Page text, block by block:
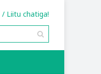
/ Liitu chatiga!